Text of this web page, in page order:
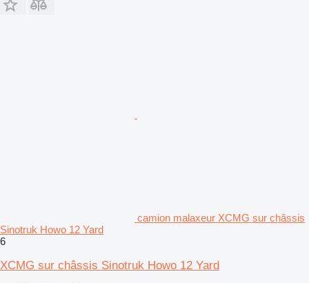
camion malaxeur XCMG sur châssis
Sinotruk Howo 12 Yard
6
XCMG sur châssis Sinotruk Howo 12 Yard